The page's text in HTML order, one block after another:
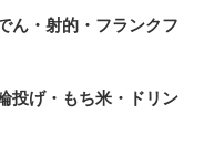
ん・射的・フランクフ
投げ・もち米・ドリン